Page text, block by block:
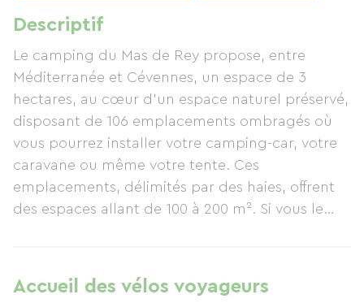
Descriptif
Le camping du Mas de Rey propose, entre
Méditerranée et Cévennes, un espace de 3
hectares, au cœur d'un espace naturel préservé,
disposant de 106 emplacements ombragés où
vous pourrez installer votre camping-car, votre
caravane ou même votre tente. Ces
emplacements, délimités par des haies, offrent
des espaces allant de 100 à 200 m². Si vous le
Karsten, pouvant accueillir de 4 à 6 personnes.
Durant votre séjour, vous profiterez de la piscine,
Accueil des vélos voyageurs